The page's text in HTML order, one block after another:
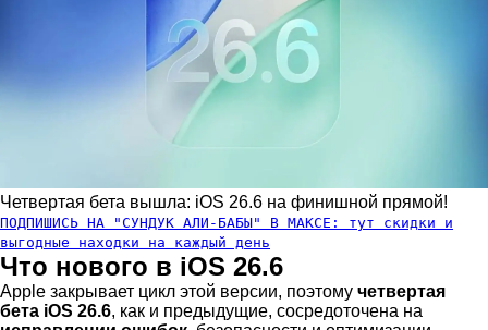
Четвертая бета вышла: iOS 26.6 на финишной прямой!
ПОДПИШИСЬ НА "СУНДУК АЛИ-БАБЫ" В МАКСЕ: тут скидки и
выгодные находки на каждый день
Что нового в iOS 26.6
Apple закрывает цикл этой версии, поэтому четвертая
бета iOS 26.6, как и предыдущие, сосредоточена на